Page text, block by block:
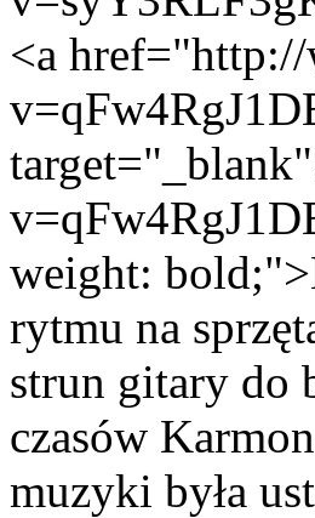
<a
weight:
rytmu na
strun gitary do
czasów
muzyki była